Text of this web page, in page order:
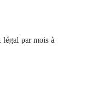
légal par mois à